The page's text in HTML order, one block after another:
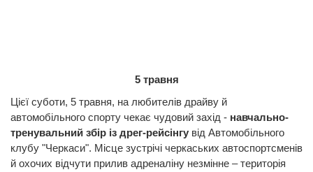
5 травня
Цієї суботи, 5 травня, на любителів драйву й
автомобільного спорту чекає чудовий захід - навчально-
тренувальний збір із дрег-рейсінгу від Автомобільного
клубу "Черкаси". Місце зустрічі черкаських автоспортсменів
й охочих відчути прилив адреналіну незмінне – територія